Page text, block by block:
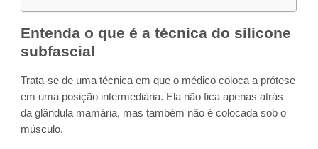
Entenda o que é a técnica do silicone
subfascial
Trata-se de uma técnica em que o médico coloca a prótese
em uma posição intermediária. Ela não fica apenas atrás
da glândula mamária, mas também não é colocada sob o
músculo.